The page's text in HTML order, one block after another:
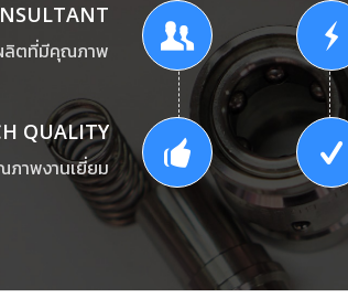
ลิตที่มีคุณภาพ
QUALITY
ภาพงานเยี่ยม